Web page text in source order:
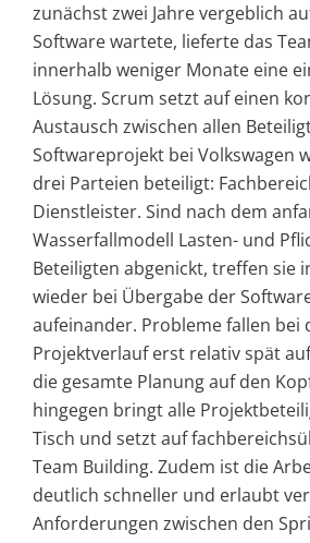
zunächst zwei Jahre vergeblich
Software wartete, lieferte das
innerhalb weniger Monate eine
Lösung. Scrum setzt auf einen
Austausch zwischen allen
Softwareprojekt bei Volkswagen
drei Parteien beteiligt:
Dienstleister. Sind nach dem
Wasserfallmodell Lasten- und
Beteiligten abgenickt, treffen sie
wieder bei Übergabe der
aufeinander. Probleme fallen bei
Projektverlauf erst relativ spät
die gesamte Planung auf den
hingegen bringt alle
Tisch und setzt auf
Team Building. Zudem ist die
deutlich schneller und erlaubt
Anforderungen zwischen den